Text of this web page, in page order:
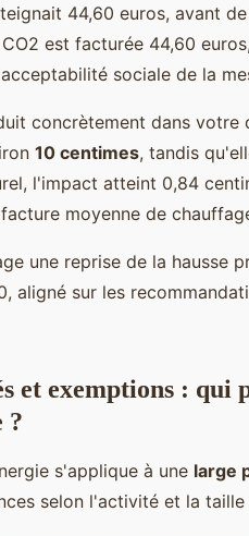
44,60 euros, avant
est facturée 44,60
sociale de la
concrètement dans votre
10 centimes, tandis
l'impact atteint 0,84
moyenne de
une reprise de la hausse
aligné sur les
et exemptions : qui
?
s'applique à une large
selon l'activité et la taille